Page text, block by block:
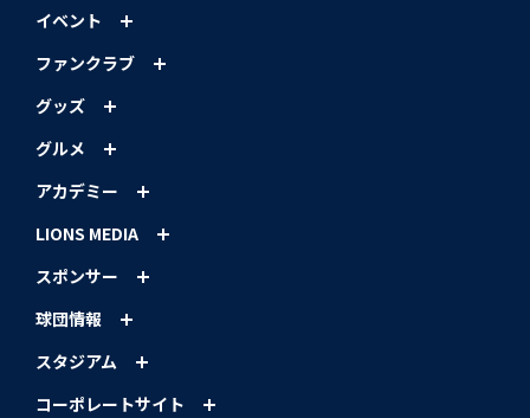
イベント
ファンクラブ
グッズ
グルメ
アカデミー
LIONS MEDIA
スポンサー
球団情報
スタジアム
コーポレートサイト